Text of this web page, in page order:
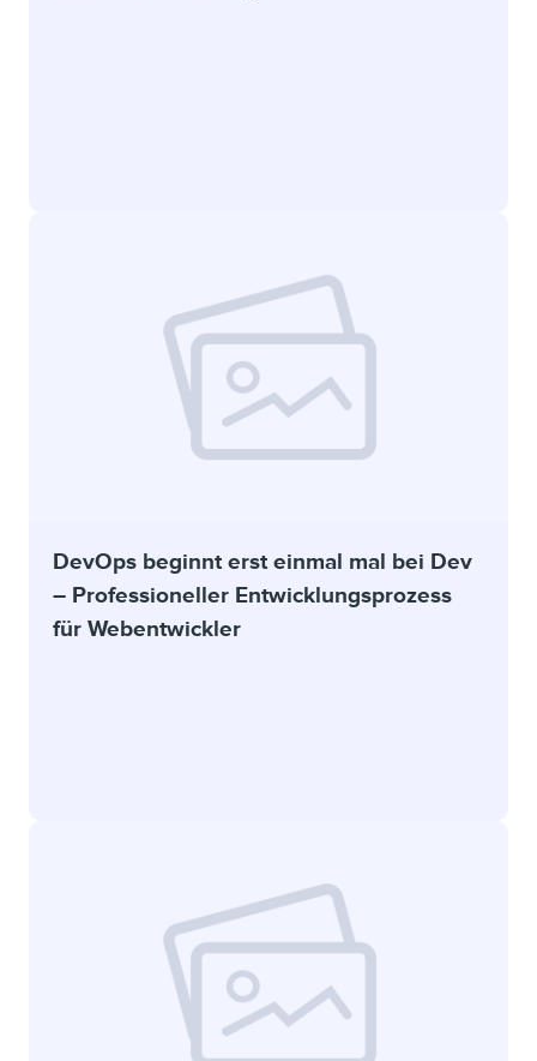
DevOps beginnt erst einmal mal bei Dev
– Professioneller Entwicklungsprozess
für Webentwickler